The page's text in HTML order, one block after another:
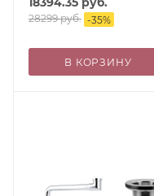
белый
28299руб. -35%
В КОРЗИНУ